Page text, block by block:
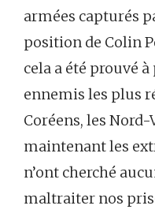
armées capturés
position de Colin
cela a été prouvé
ennemis les plus
Coréens, les
maintenant les
n’ont cherché
maltraiter nos